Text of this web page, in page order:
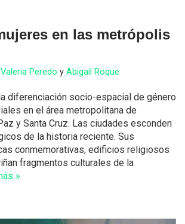
en las metrópolis
Valeria Peredo y Abigail Roque
diferenciación socio-espacial de género
en el área metropolitana de
y Santa Cruz. Las ciudades esconden
de la historia reciente. Sus
conmemorativas, edificios religiosos
fragmentos culturales de la
»